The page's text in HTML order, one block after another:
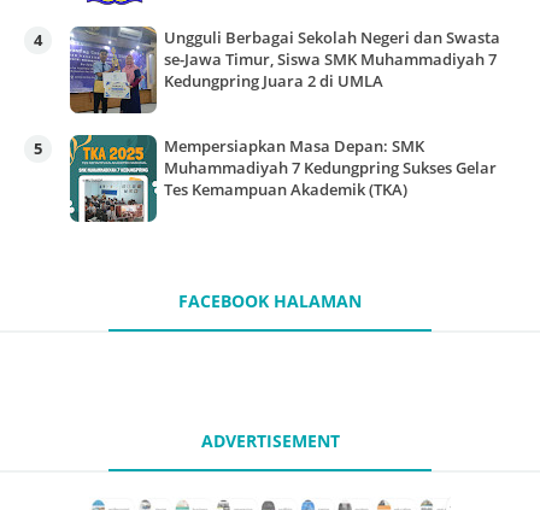
Ungguli Berbagai Sekolah Negeri dan Swasta
se-Jawa Timur, Siswa SMK Muhammadiyah 7
Kedungpring Juara 2 di UMLA
Mempersiapkan Masa Depan: SMK
Muhammadiyah 7 Kedungpring Sukses Gelar
Tes Kemampuan Akademik (TKA)
FACEBOOK HALAMAN
ADVERTISEMENT